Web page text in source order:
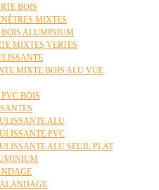
BOIS
MIXTES
BOIS ALUMINIUM
MIXTES VERTES
MIXTE BOIS ALU VUE
PVC BOIS
ALU
PVC
ALU SEUIL PLAT